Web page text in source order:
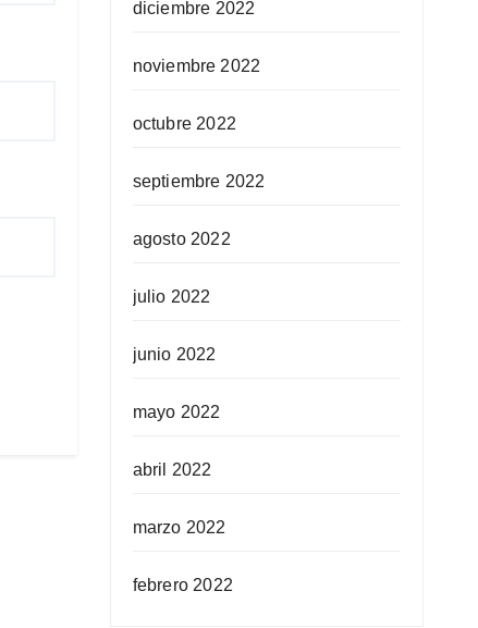
diciembre 2022
noviembre 2022
octubre 2022
septiembre 2022
agosto 2022
julio 2022
junio 2022
mayo 2022
abril 2022
marzo 2022
febrero 2022